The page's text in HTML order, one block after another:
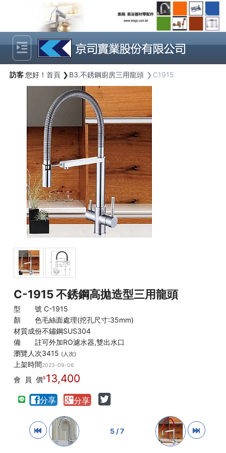
Previous Next
訪客您好！ 首頁 B3.不銹鋼廚房三用龍頭 C1915
C-1915 不銹鋼高拋造型三用龍頭
型 號 C-1915
顏 色毛絲面處理(挖孔尺寸:35mm)
材質成份不鏽鋼SUS304
備 註可外加RO濾水器,雙出水口
瀏覽人次3415 (人次)
上架時間2023-09-06
會 員 價 13,400
5 / 7